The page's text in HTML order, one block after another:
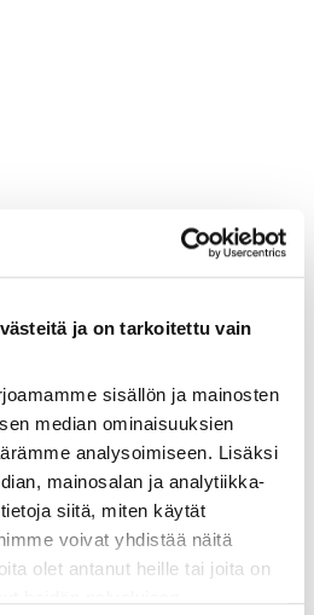
ja on tarkoitettu vain
sisällön ja mainosten
median ominaisuuksien
analysoimiseen. Lisäksi
mainosalan ja analytiikka-
siitä, miten käytät
voivat yhdistää näitä
olet antanut heille tai joita on
ainekset
lisätietoja